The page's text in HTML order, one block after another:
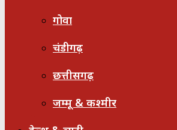
गोवा
चंडीगढ़
छत्तीसगढ़
जम्मू & कश्मीर